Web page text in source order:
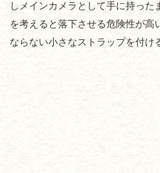
しメインカメラとして手に持った
を考えると落下させる危険性が高
ならない小さなストラップを付け